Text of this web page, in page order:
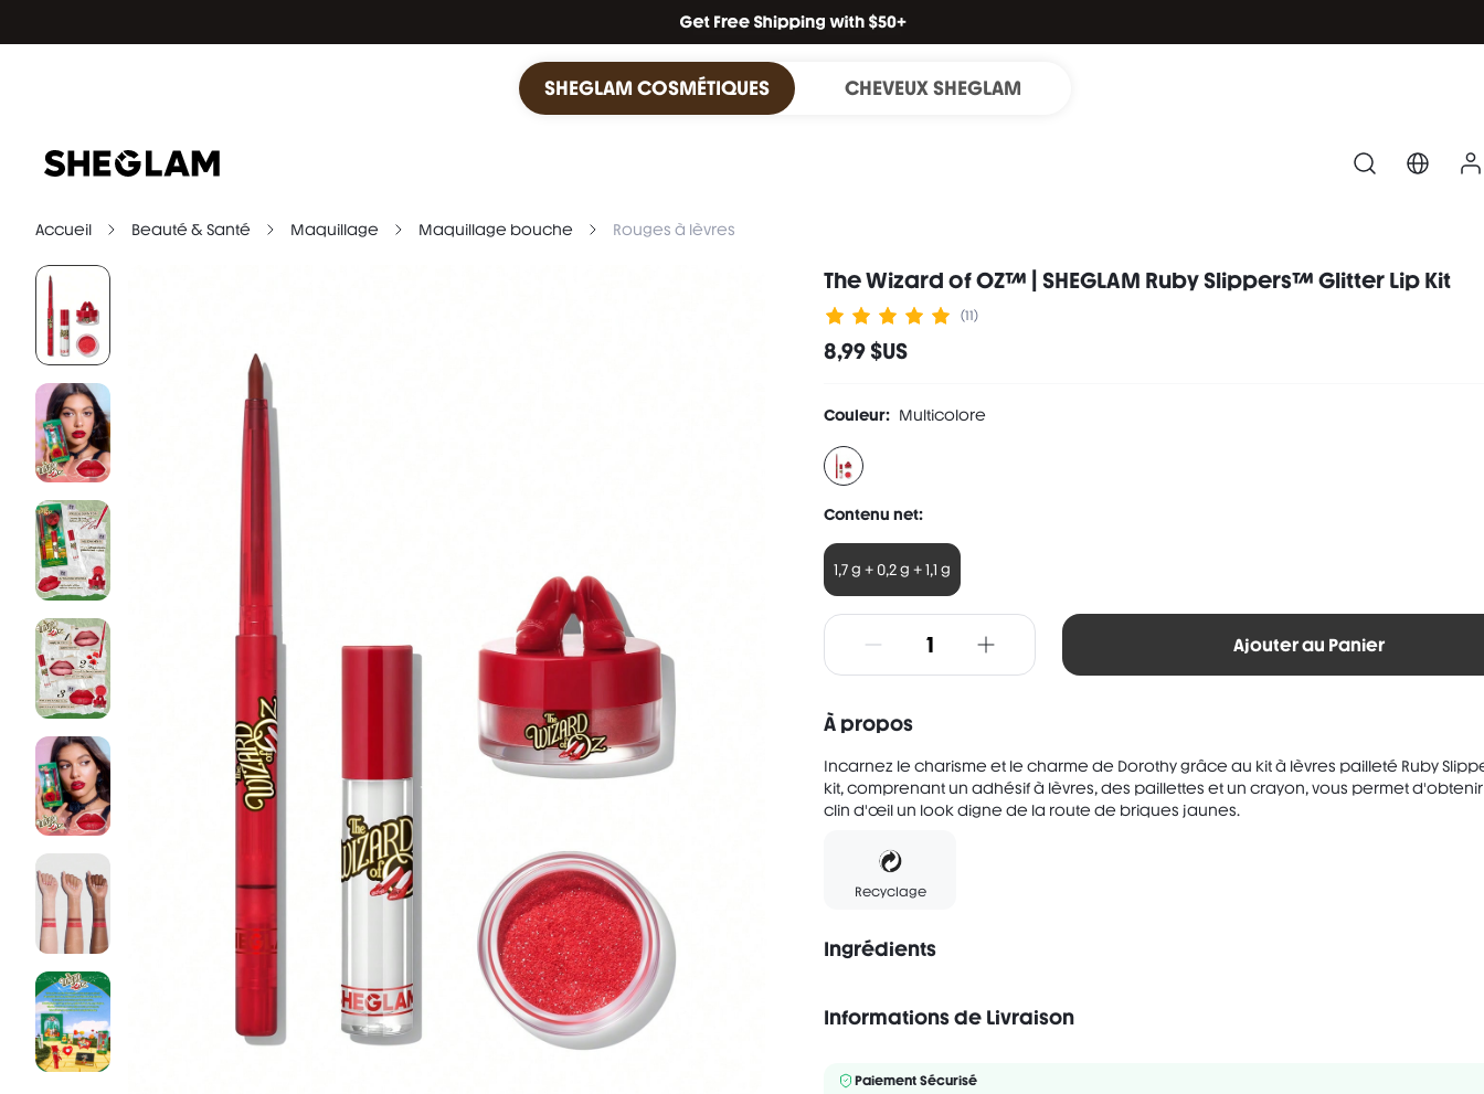
SHEGLAM COSMÉTIQUES CHEVEUX SHEGLAM
Accueil Beauté & Santé Maquillage Maquillage bouche Rouges à lèvres
The Wizard of OZ™ | SHEGLAM Ruby Slippers™ Glitter Lip Kit
(11)
8,99 $US
Couleur: Multicolore
Contenu net:
1,7 g + 0,2 g + 1,1 g
Ajouter au Panier
À propos
Incarnez le charisme et le charme de Dorothy grâce au kit à lèvres pailleté Ruby
kit, comprenant un adhésif à lèvres, des paillettes et un crayon, vous permet
clin d'œil un look digne de la route de briques jaunes.
Recyclage
Ingrédients
LIP GLOSS INGREDIENTS: WATER/AQUA/EAU, ACRYLATES/ETHYLHEXYL ACRYLATE COPOLYMER,
Informations de Livraison
Paiement Sécurisé